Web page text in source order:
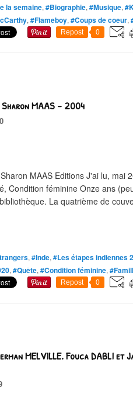
la semaine, #Biographie, #Musique,
, #Flameboy, #Coups de coeur,
Repost 0
Sharon MAAS - 2004
MAAS Editions J'ai lu, mai
Condition féminine Onze ans
La quatrième de
, #Inde, #Les étapes indiennes
, #Quête, #Condition féminine,
Repost 0
MELVILLE. Fouca DABLI et